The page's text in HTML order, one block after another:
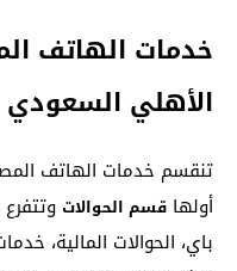
خدمات الهاتف
الأهلي السعودي
أولها قسم الحوالات
باي، الحوالات المالية،